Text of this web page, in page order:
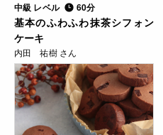
中級 レベル 60分
基本のふわふわ抹茶シフォン
ケーキ
内田 祐樹 さん